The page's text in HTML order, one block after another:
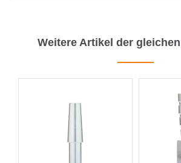
Weitere Artikel der